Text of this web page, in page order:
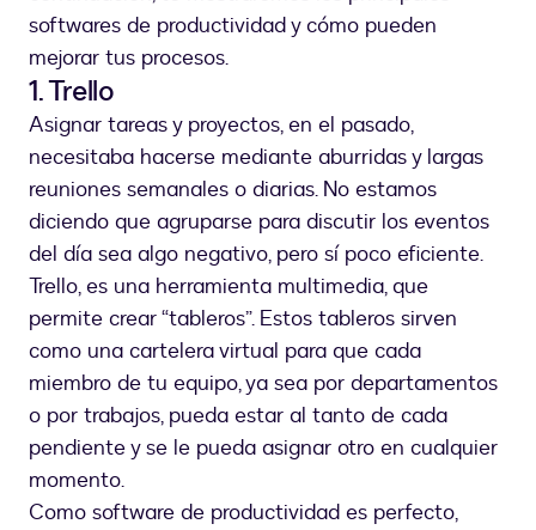
softwares de productividad y cómo pueden
mejorar tus procesos.
1. Trello
Asignar tareas y proyectos, en el pasado,
necesitaba hacerse mediante aburridas y largas
reuniones semanales o diarias. No estamos
diciendo que agruparse para discutir los eventos
del día sea algo negativo, pero sí poco eficiente.
Trello, es una herramienta multimedia, que
permite crear “tableros”. Estos tableros sirven
como una cartelera virtual para que cada
miembro de tu equipo, ya sea por departamentos
o por trabajos, pueda estar al tanto de cada
pendiente y se le pueda asignar otro en cualquier
momento.
Como software de productividad es perfecto,